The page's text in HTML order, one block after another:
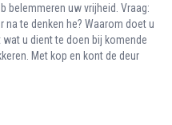
belemmeren uw vrijheid. Vraag:
te denken he? Waarom doet u
u dient te doen bij komende
Met kop en kont de deur